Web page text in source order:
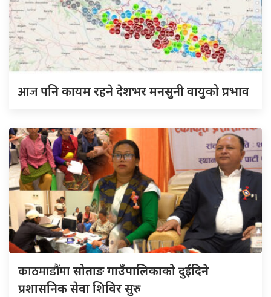
आजपनि कायम रहने देशभर मनसुनी वायुको प्रभाव
काठमाडौंमासोताङ गाउँपालिकाको दुईदिने
प्रशासनिक सेवा शिविर सुरु